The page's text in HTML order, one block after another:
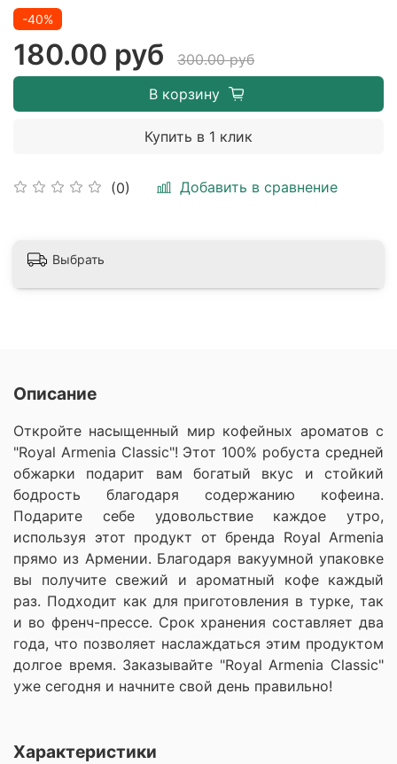
(0) Добавить в сравнение
-40%
180.00 руб
300.00 руб
В корзину
Купить в 1 клик
Выбрать
Описание
Откройте насыщенный мир кофейных ароматов с
"Royal Armenia Classic"! Этот 100% робуста средней
обжарки подарит вам богатый вкус и стойкий
бодрость благодаря содержанию кофеина.
Подарите себе удовольствие каждое утро,
используя этот продукт от бренда Royal Armenia
прямо из Армении. Благодаря вакуумной упаковке
вы получите свежий и ароматный кофе каждый
раз. Подходит как для приготовления в турке, так
и во френч-прессе. Срок хранения составляет два
года, что позволяет наслаждаться этим продуктом
долгое время. Заказывайте "Royal Armenia Classic"
уже сегодня и начните свой день правильно!
Характеристики